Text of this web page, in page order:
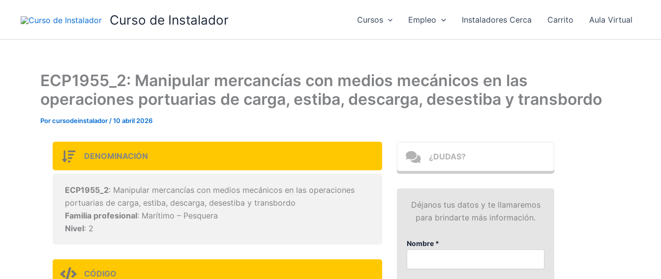
Curso de Instalador Cursos Empleo Instaladores Cerca Carrito Aula Virtual
ECP1955_2: Manipular mercancías con medios mecánicos en las
operaciones portuarias de carga, estiba, descarga, desestiba y transbordo
Porcursodeinstalador /10 abril 2026
DENOMINACIÓN
ECP1955_2: Manipular mercancías con medios mecánicos en las operaciones
portuarias de carga, estiba, descarga, desestiba y transbordo
Familia profesional: Marítimo – Pesquera
Nivel: 2
CÓDIGO
¿DUDAS?
Déjanos tus datos y te llamaremos
para brindarte más información.
Nombre *